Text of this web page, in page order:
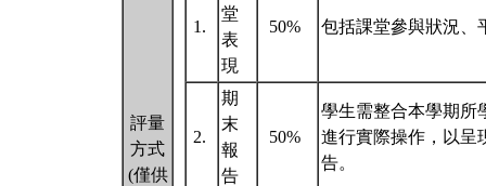
評量
方式
(僅供
1.
堂
表
現
50% 包括課堂參與狀況、
2.
期
末
報
告
50%
學生需整合本學期所
進行實際操作，以呈
告。